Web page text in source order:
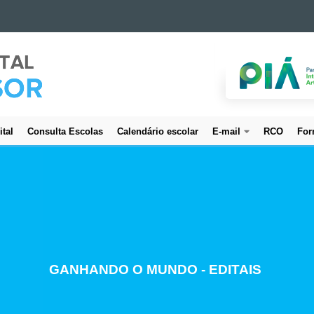
Consulta Escolas Calendário escolar E-mail RCO
ESTUDO E PLANEJAMENTO
GANHANDO O MUNDO - EDITAIS
CREDENCIAMENTO DE SERVIDORES
PROJETO BEM CUIDAR